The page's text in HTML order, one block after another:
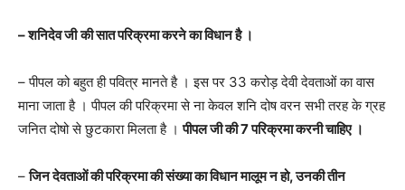
– शनिदेवजी की सात परिक्रमा करने का विधान है ।
– पीपल को बहुत ही पवित्र मानते है । इस पर 33 करोड़ देवी देवताओं का वास
माना जाता है । पीपल की परिक्रमा से ना केवल शनि दोष वरन सभी तरह के ग्रह
जनित दोषो से छुटकारा मिलता है ।पीपल जी की 7 परिक्रमा करनी चाहिए ।
–जिन देवताओं की परिक्रमा की संख्या का विधान मालूम न हो, उनकी तीन